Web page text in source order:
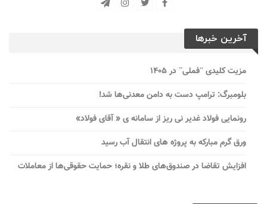
آخرین خبرها
مزیت کلیدی “فملی” در ۱۴۰۵
بلومبرگ: ترامپ دست به دامن معدنی‌ها شد!
رونمایی فولاد غدیر نی ریز از سامانه ی « آقای فولاد»
ورق گرم مبارکه به پروژه های انتقال آب رسید
افزایش تقاضا در صندوق‌های طلا و نقره؛ حمایت حقوقی‌ها از معاملات